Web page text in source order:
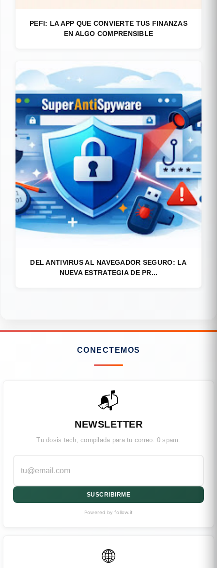
PEFI: LA APP QUE CONVIERTE TUS FINANZAS
EN ALGO COMPRENSIBLE
DEL ANTIVIRUS AL NAVEGADOR SEGURO: LA
NUEVA ESTRATEGIA DE PR...
CONECTEMOS
📬
NEWSLETTER
Tu dosis tech, compilada para tu correo. 0 spam.
SUSCRIBIRME
Powered by follow.it
🌐